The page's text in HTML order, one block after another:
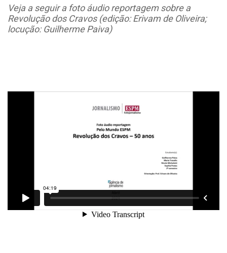
Veja a seguir a foto áudio reportagem sobre a
Revolução dos Cravos (edição: Erivam de Oliveira;
locução: Guilherme Paiva)